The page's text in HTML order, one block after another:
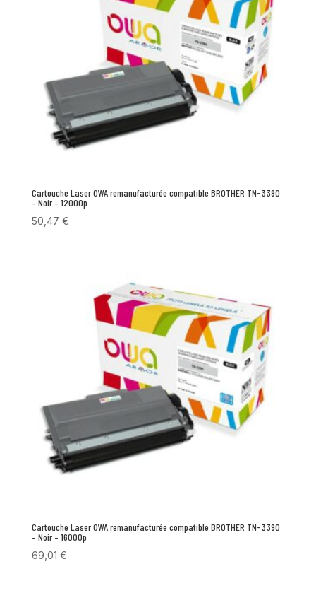
Cartouche Laser OWA remanufacturée compatible BROTHER TN-3390
– Noir – 12000p
50,47 €
Cartouche Laser OWA remanufacturée compatible BROTHER TN-3390
– Noir – 16000p
69,01 €